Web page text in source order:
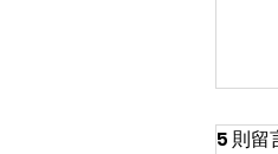
5 則留